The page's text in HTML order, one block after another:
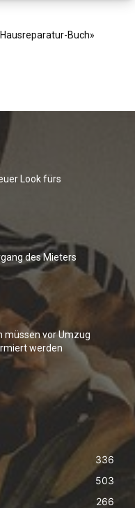
Buch»
Look fürs
des Mieters
müssen vor Umzug
werden
336
503
266